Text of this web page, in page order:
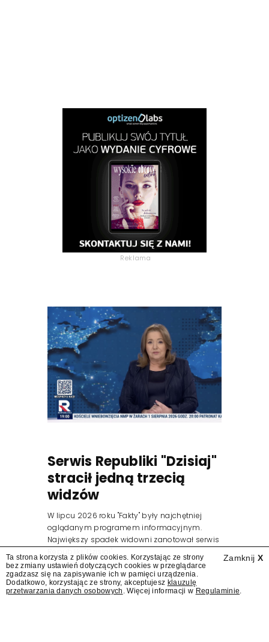
Reklama
Serwis Republiki "Dzisiaj"
stracił jedną trzecią
widzów
W lipcu 2026 roku "Fakty" były najchętniej
oglądanym programem informacyjnym.
Największy spadek widowni zanotował serwis
Republiki "Dzisiaj".
Zamknij X
Ta strona korzysta z plików cookies. Korzystając ze strony
bez zmiany ustawień dotyczących cookies w przeglądarce
zgadzasz się na zapisywanie ich w pamięci urządzenia.
Dodatkowo, korzystając ze strony, akceptujesz klauzulę
przetwarzania danych osobowych . Więcej informacji w Regulaminie.